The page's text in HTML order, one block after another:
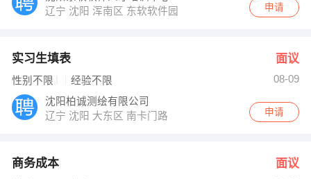
辽宁 沈阳 浑南区 东软软件园
申请
实习生填表 面议
性别不限 经验不限
08-09
沈阳柏诚测绘有限公司
辽宁 沈阳 大东区 南卡门路
申请
商务成本 面议